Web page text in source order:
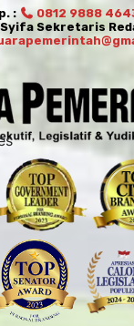
: 0812 9888
Sekretaris